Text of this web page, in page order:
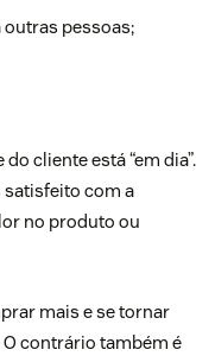
pessoas;
cliente está “em dia”.
satisfeito com a
no produto ou
mais e se tornar
contrário também é